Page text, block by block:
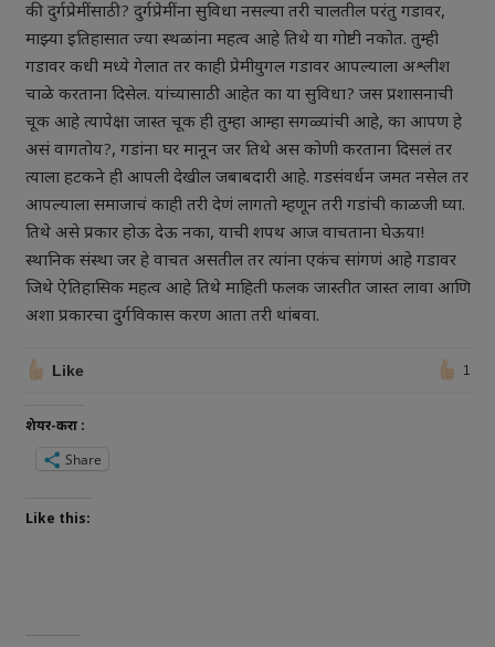
की दुर्गप्रेमींसाठी? दुर्गप्रेमींना सुविधा नसल्या तरी चालतील परंतु गडावर,
माझ्या इतिहासात ज्या स्थळांना महत्व आहे तिथे या गोष्टी नकोत. तुम्ही
गडावर कधी मध्ये गेलात तर काही प्रेमीयुगल गडावर आपल्याला अश्लीश
चाळे करताना दिसेल. यांच्यासाठी आहेत का या सुविधा? जस प्रशासनाची
चूक आहे त्यापेक्षा जास्त चूक ही तुम्हा आम्हा सगळ्यांची आहे, का आपण हे
असं वागतोय?, गडांना घर मानून जर तिथे अस कोणी करताना दिसलं तर
त्याला हटकने ही आपली देखील जबाबदारी आहे. गडसंवर्धन जमत नसेल तर
आपल्याला समाजाचं काही तरी देणं लागतो म्हणून तरी गडांची काळजी घ्या.
तिथे असे प्रकार होऊ देऊ नका, याची शपथ आज वाचताना घेऊया!
स्थानिक संस्था जर हे वाचत असतील तर त्यांना एकंच सांगणं आहे गडावर
जिथे ऐतिहासिक महत्व आहे तिथे माहिती फलक जास्तीत जास्त लावा आणि
अशा प्रकारचा दुर्गविकास करण आता तरी थांबवा.
Like 1
शेयर-करा :
Share
Like this: